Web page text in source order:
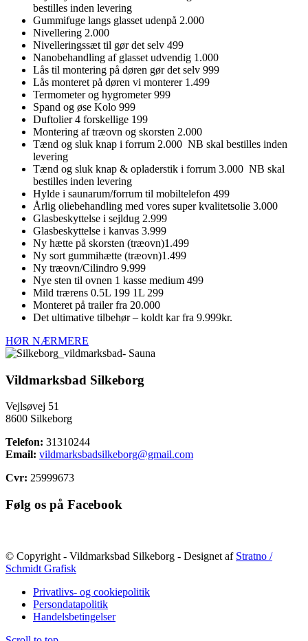
bestilles inden levering
Gummifuge langs glasset udenpå 2.000
Nivellering 2.000
Nivelleringssæt til gør det selv 499
Nanobehandling af glasset udvendig 1.000
Lås til montering på døren gør det selv 999
Lås monteret på døren vi monterer 1.499
Termometer og hygrometer 999
Spand og øse Kolo 999
Duftolier 4 forskellige 199
Montering af træovn og skorsten 2.000
Tænd og sluk knap i forrum 2.000 NB skal bestilles inden
levering
Tænd og sluk knap & opladerstik i forrum 3.000 NB skal
bestilles inden levering
Hylde i saunarum/forrum til mobiltelefon 499
Årlig oliebehandling med vores super kvalitetsolie 3.000
Glasbeskyttelse i sejldug 2.999
Glasbeskyttelse i kanvas 3.999
Ny hætte på skorsten (træovn)1.499
Ny sort gummihætte (træovn)1.499
Ny træovn/Cilindro 9.999
Nye sten til ovnen 1 kasse medium 499
Mild trærens 0.5L 199 1L 299
Monteret på trailer fra 20.000
Det ultimative tilbehør – koldt kar fra 9.999kr.
HØR NÆRMERE
Vildmarksbad Silkeborg
Vejlsøvej 51
8600 Silkeborg
Telefon: 31310244
Email: vildmarksbadsilkeborg@gmail.com
Cvr: 25999673
Følg os på Facebook
© Copyright - Vildmarksbad Silkeborg - Designet af Stratno /
Schmidt Grafisk
Privatlivs- og cookiepolitik
Persondatapolitik
Handelsbetingelser